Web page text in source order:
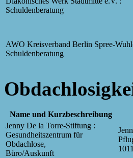
Schuldenberatung
AWO Kreisverband Berlin Spree-
Schuldenberatung
Name und Kurzbeschreibung
Jenny De la Torre-Stiftung :
Gesundheitszentrum für
Obdachlose,
Büro/Auskunft